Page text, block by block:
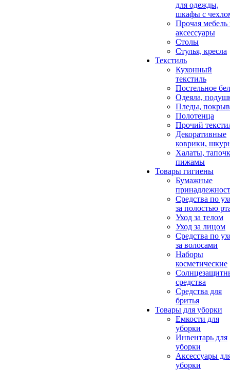
для одежды,
шкафы с
Прочая мебель
аксессуары
Столы
Стулья, кресла
Текстиль
Кухонный
текстиль
Постельное
Одеяла,
Пледы,
Полотенца
Прочий
Декоративные
коврики,
Халаты,
пижамы
Товары гигиены
Бумажные
Средства по
за полостью
Уход за телом
Уход за лицом
Средства по
за волосами
Наборы
косметические
средства
Средства для
бритья
Товары для уборки
Емкости для
уборки
Инвентарь для
уборки
Аксессуары
уборки